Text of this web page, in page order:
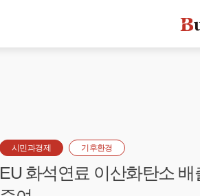
시민과경제 기후환경
EU 화석연료 이산화탄소